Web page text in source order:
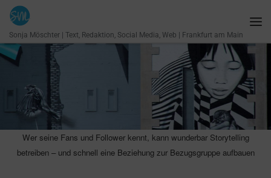
Zum Inhalt springen
Sonja Möschter | Text, Redaktion, Social Media, Web | Frankfurt am Main
Wer seine Fans und Follower kennt, kann wunderbar Storytelling
betreiben – und schnell eine Beziehung zur Bezugsgruppe aufbauen